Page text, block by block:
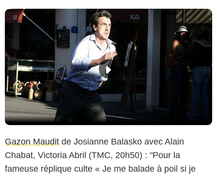
Gazon Maudit de Josianne Balasko avec Alain
Chabat, Victoria Abril (TMC, 20h50) : "Pour la
fameuse réplique culte « Je me balade à poil si je